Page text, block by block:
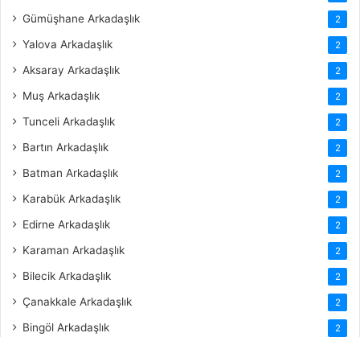
Gümüşhane Arkadaşlık 2
Yalova Arkadaşlık 2
Aksaray Arkadaşlık 2
Muş Arkadaşlık 2
Tunceli Arkadaşlık 2
Bartın Arkadaşlık 2
Batman Arkadaşlık 2
Karabük Arkadaşlık 2
Edirne Arkadaşlık 2
Karaman Arkadaşlık 2
Bilecik Arkadaşlık 2
Çanakkale Arkadaşlık 2
Bingöl Arkadaşlık 2